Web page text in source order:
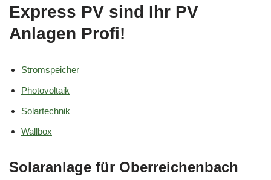
Express PV sind Ihr PV
Anlagen Profi!
Stromspeicher
Photovoltaik
Solartechnik
Wallbox
Solaranlage für Oberreichenbach